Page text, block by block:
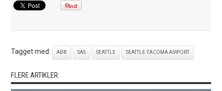
Tagget med: ABB SAS SEATTLE SEATTLE-TACOMA AIRPORT
FLERE ARTIKLER: